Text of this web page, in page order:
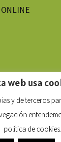
Marketing de
web usa
y de terceros
política de cookies.